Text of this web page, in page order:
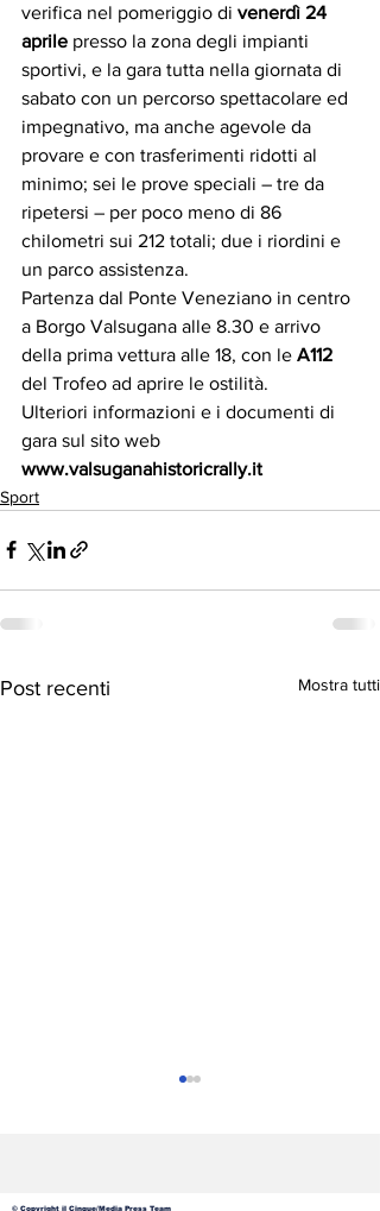
verifica nel pomeriggio di venerdì 24
aprile presso la zona degli impianti
sportivi, e la gara tutta nella giornata di
sabato con un percorso spettacolare ed
impegnativo, ma anche agevole da
provare e con trasferimenti ridotti al
minimo; sei le prove speciali – tre da
ripetersi – per poco meno di 86
chilometri sui 212 totali; due i riordini e
un parco assistenza.
Partenza dal Ponte Veneziano in centro
a Borgo Valsugana alle 8.30 e arrivo
della prima vettura alle 18, con le A112
del Trofeo ad aprire le ostilità.
Ulteriori informazioni e i documenti di
gara sul sito web
www.valsuganahistoricrally.it
Sport
Post recenti Mostra tutti
© Copyright il Cinque/Media Press Team